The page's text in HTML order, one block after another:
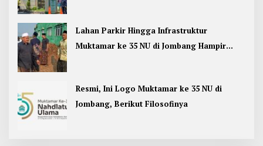
Lahan Parkir Hingga Infrastruktur
Muktamar ke 35 NU di Jombang Hampir
Resmi, Ini Logo Muktamar ke 35 NU di
Jombang, Berikut Filosofinya